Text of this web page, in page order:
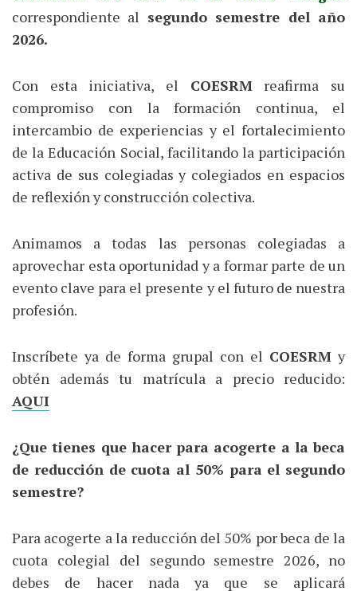
correspondiente al segundo semestre del año
2026.
Con esta iniciativa, el COESRMreafirma su
compromiso con la formación continua, el
intercambio de experiencias y el fortalecimiento
de la Educación Social, facilitando la participación
activa de sus colegiadas y colegiados en espacios
de reflexión y construcción colectiva.
Animamos a todas las personas colegiadas a
aprovechar esta oportunidad y a formar parte de un
evento clave para el presente y el futuro de nuestra
profesión.
Inscríbete ya de forma grupal con el COESRM y
obtén además tu matrícula a precio reducido:
AQUI
¿Que tienes que hacer para acogerte a la beca
de reducción de cuota al 50% para el segundo
semestre?
Para acogerte a la reducción del 50% por beca de la
cuota colegial del segundo semestre 2026, no
debes de hacer nada ya que se aplicará